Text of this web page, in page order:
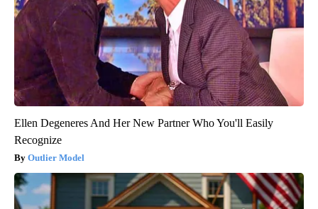
Ellen Degeneres And Her New Partner Who You'll Easily
Recognize
Outlier Model